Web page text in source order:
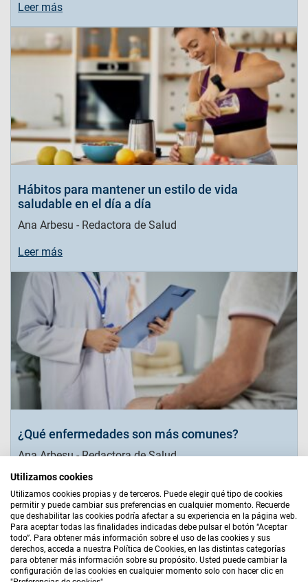
Leer más
Hábitos para mantener un estilo de vida
saludable en el día a día
Ana Arbesu - Redactora de Salud
Leer más
¿Qué enfermedades son más comunes?
Ana Arbesu - Redactora de Salud
Leer más
AGENTE EXCLUSIVO
Aviso Legal | Bases Legales | Política de Cookies |
Política de Privacidad | Quiénes Somos | Mapa Web
Utilizamos cookies
Utilizamos cookies propias y de terceros. Puede elegir qué tipo de cookies
permitir y puede cambiar sus preferencias en cualquier momento. Recuerde
que deshabilitar las cookies podría afectar a su experiencia en la página web.
Para aceptar todas las finalidades indicadas debe pulsar el botón “Aceptar
todo”. Para obtener más información sobre el uso de las cookies y sus
derechos, acceda a nuestra Política de Cookies, en las distintas categorías
para obtener más información sobre su propósito. Usted puede cambiar la
configuración de las cookies en cualquier momento solo con hacer clic en